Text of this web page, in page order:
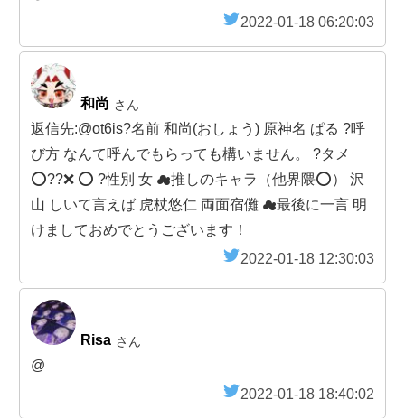
2022-01-18 06:20:03
和尚 さん
返信先:@ot6is?名前 和尚(おしょう) 原神名 ぱる ?呼
び方 なんて呼んでもらっても構いません。 ?タメ
⭕??❌ ⭕️ ?性別 女 ☁推しのキャラ（他界隈⭕️） 沢
山 しいて言えば 虎杖悠仁 両面宿儺 ☁最後に一言 明
けましておめでとうございます！
2022-01-18 12:30:03
Risa さん
@
2022-01-18 18:40:02